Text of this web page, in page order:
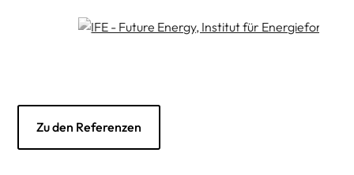
Zu den Referenzen